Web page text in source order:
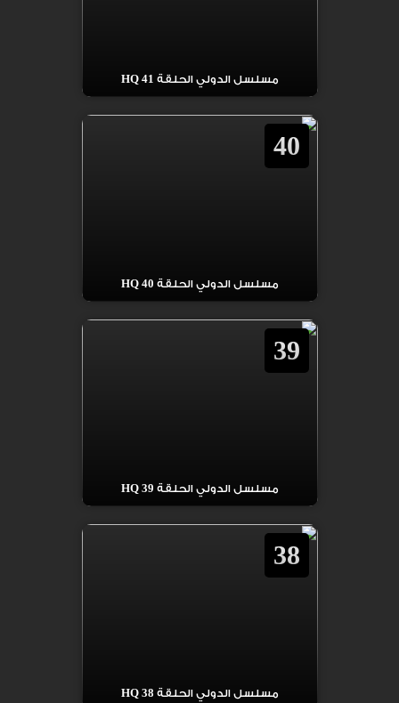
مسلسل الدولي الحلقة 41 HQ
40
مسلسل الدولي الحلقة 40 HQ
39
مسلسل الدولي الحلقة 39 HQ
38
مسلسل الدولي الحلقة 38 HQ